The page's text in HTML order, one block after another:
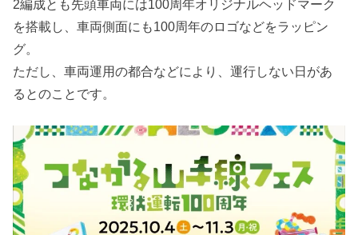
2編成とも先頭車両には100周年オリジナルヘッドマーク
を搭載し、車両側面にも100周年のロゴなどをラッピン
グ。
ただし、車両運用の都合などにより、運行しない日があ
るとのことです。